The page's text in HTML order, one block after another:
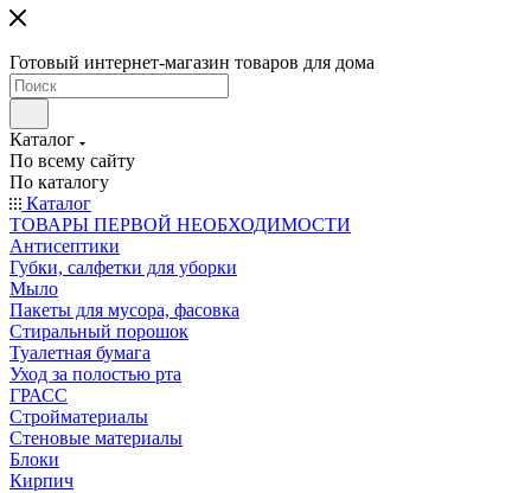
Готовый интернет-магазин товаров для дома
Каталог
По всему сайту
По каталогу
Каталог
ТОВАРЫ ПЕРВОЙ НЕОБХОДИМОСТИ
Антисептики
Губки, салфетки для уборки
Мыло
Пакеты для мусора, фасовка
Стиральный порошок
Туалетная бумага
Уход за полостью рта
ГРАСС
Стройматериалы
Стеновые материалы
Блоки
Кирпич